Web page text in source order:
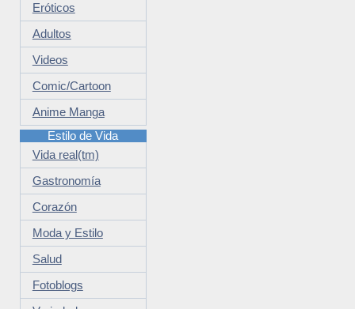
Eróticos
Adultos
Videos
Comic/Cartoon
Anime Manga
Estilo de Vida
Vida real(tm)
Gastronomía
Corazón
Moda y Estilo
Salud
Fotoblogs